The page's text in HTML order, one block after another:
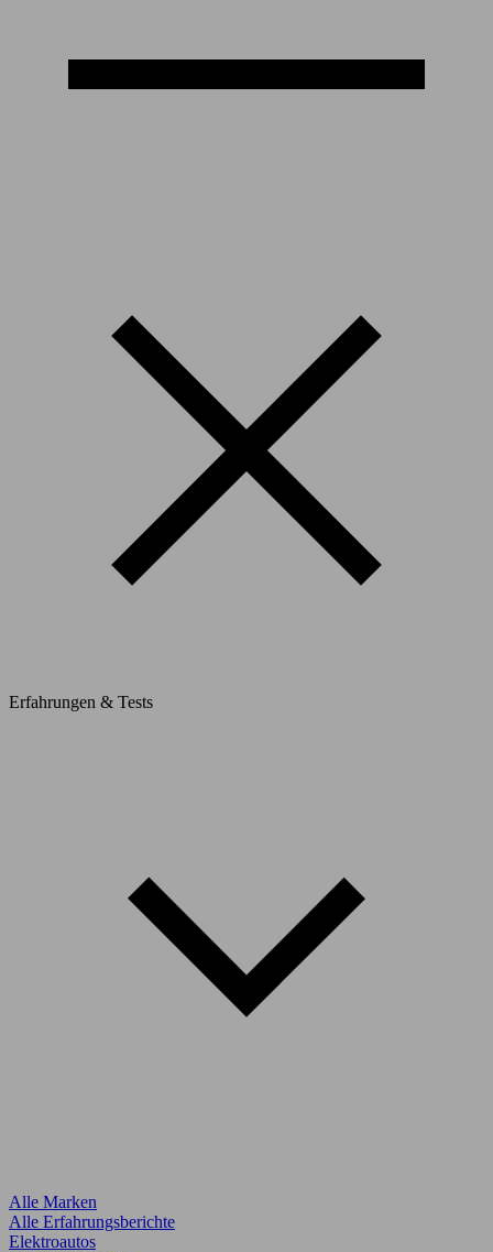
Erfahrungen & Tests
Alle Marken
Alle Erfahrungsberichte
Elektroautos